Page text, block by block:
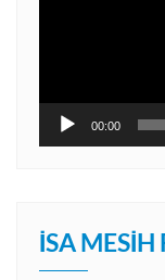
00:00
İSA MESIH